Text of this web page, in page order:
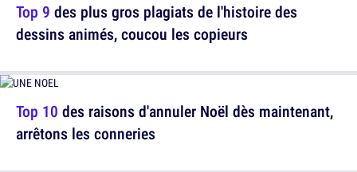
Top 10 des raisons d'annuler Noël dès maintenant,
arrêtons les conneries
Top 9 des plus gros plagiats de l'histoire des
dessins animés, coucou les copieurs